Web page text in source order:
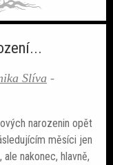
Slíva -
narozenin opět
měsíci jen
nakonec, hlavně,